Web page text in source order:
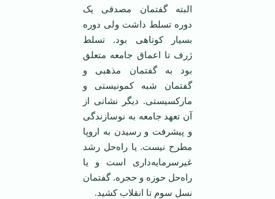
البته گفتمان مصدقی یک
دوره تسلط داشت ولی دوره
بسیار کوتاهی بود. تسلط
ژرف تا اعماق جامعه متعلق
بود به گفتمان مذهبی و
گفتمان شبه کمونیستی و
مارکسیستی. دیگر نشانی از
آن تعهد جامعه به نوسازندگی
و پیشرفت و رسیدن به اروپا
مطرح نیست. یا راه‌حل رشد
غیرسرمایه‌داری است و یا
راه‌حل حوزه و حجره. گفتمان
نسل سوم تا انقلاب کشید.